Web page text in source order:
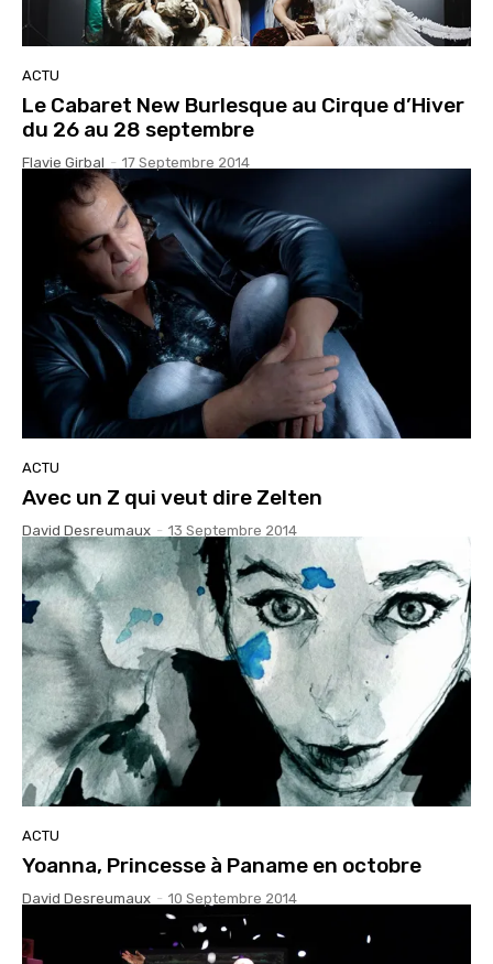
ACTU
Le Cabaret New Burlesque au Cirque d’Hiver
du 26 au 28 septembre
Flavie Girbal - 17 Septembre 2014
ACTU
Avec un Z qui veut dire Zelten
David Desreumaux - 13 Septembre 2014
ACTU
Yoanna, Princesse à Paname en octobre
David Desreumaux - 10 Septembre 2014